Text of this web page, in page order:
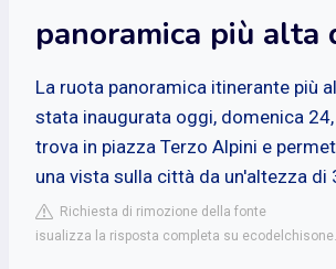
panoramica più alta
La ruota panoramica itinerante più
stata inaugurata oggi, domenica 24,
trova in piazza Terzo Alpini e
una vista sulla città da un'altezza di
Richiesta di rimozione della fonte
isualizza la risposta completa su